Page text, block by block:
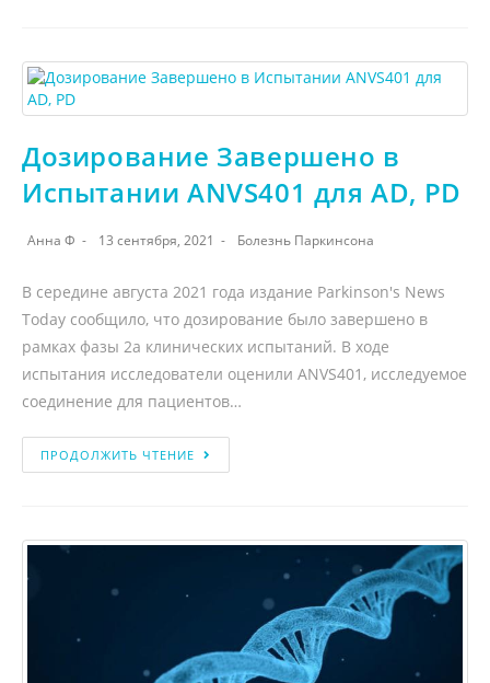
Дозирование Завершено в
Испытании ANVS401 для AD, PD
Анна Ф 13 сентября, 2021 Болезнь Паркинсона
В середине августа 2021 года издание Parkinson's News
Today сообщило, что дозирование было завершено в
рамках фазы 2а клинических испытаний. В ходе
испытания исследователи оценили ANVS401, исследуемое
соединение для пациентов…
ПРОДОЛЖИТЬ ЧТЕНИЕ